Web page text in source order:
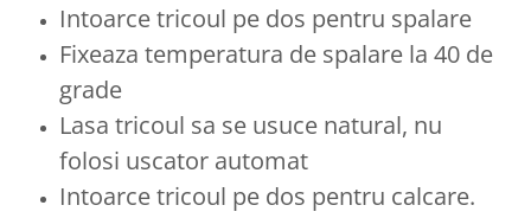
Intoarce tricoul pe dos pentru spalare
Fixeaza temperatura de spalare la 40 de
grade
Lasa tricoul sa se usuce natural, nu
folosi uscator automat
Intoarce tricoul pe dos pentru calcare.